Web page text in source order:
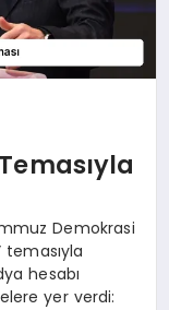
Demokrasi
temasıyla
hesabı
yer verdi: